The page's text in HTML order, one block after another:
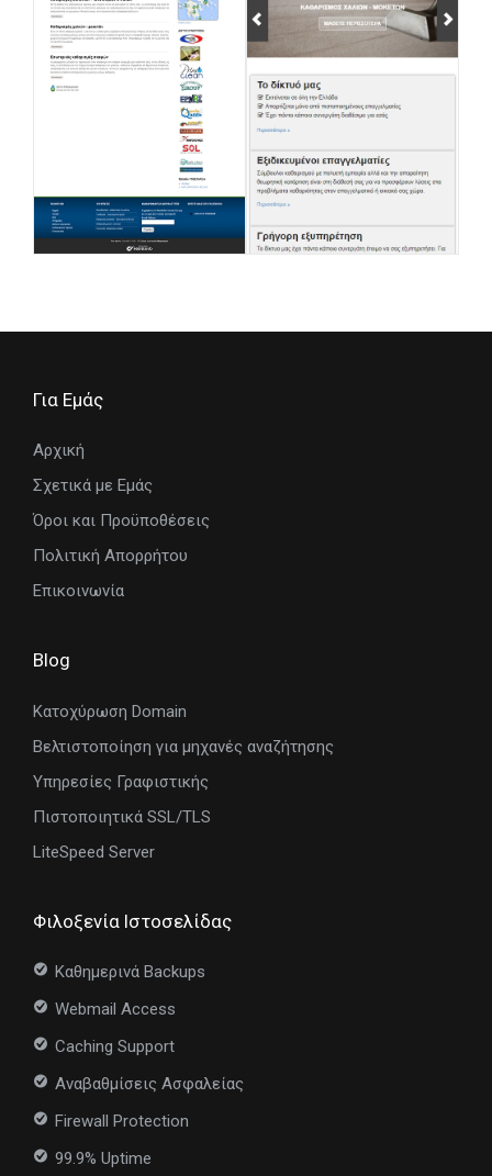
Για Εμάς
Αρχική
Σχετικά με Εμάς
Όροι και Προϋποθέσεις
Πολιτική Απορρήτου
Επικοινωνία
Blog
Κατοχύρωση Domain
Βελτιστοποίηση για μηχανές αναζήτησης
Υπηρεσίες Γραφιστικής
Πιστοποιητικά SSL/TLS
LiteSpeed Server
Φιλοξενία Ιστοσελίδας
Καθημερινά Backups
Webmail Access
Caching Support
Αναβαθμίσεις Ασφαλείας
Firewall Protection
99.9% Uptime